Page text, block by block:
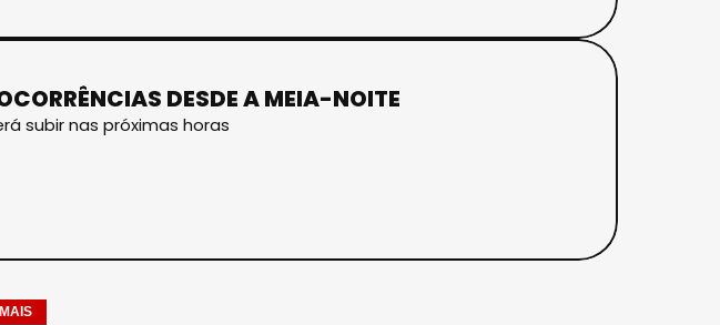
DESDE A MEIA-NOITE
subir nas próximas horas